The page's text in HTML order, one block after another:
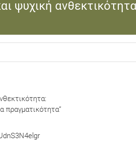
ψυχική
πραγματικότητα”